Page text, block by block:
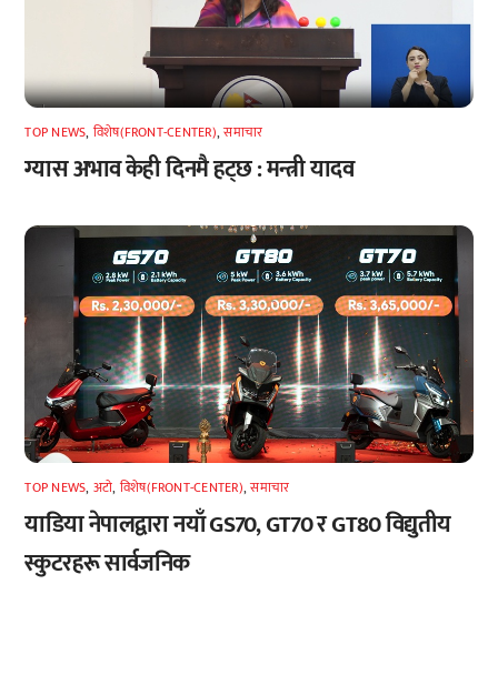
TOP NEWS, विशेष(FRONT-CENTER),समाचार
ग्यास अभाव केही दिनमै हट्छ : मन्त्री यादव
TOP NEWS, अटाे, विशेष(FRONT-CENTER),समाचार
याडिया नेपालद्वारा नयाँ GS70, GT70 र GT80 विद्युतीय
स्कुटरहरू सार्वजनिक